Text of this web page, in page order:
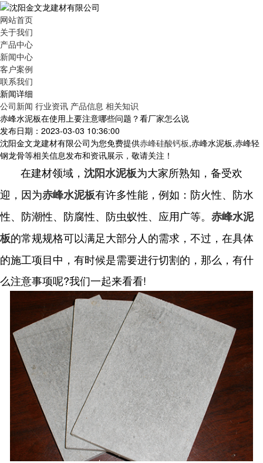
网站首页
关于我们
产品中心
新闻中心
客户案例
联系我们
新闻详细
公司新闻 行业资讯 产品信息 相关知识
赤峰水泥板在使用上要注意哪些问题？看厂家怎么说
发布日期：2023-03-03 10:36:00
沈阳金文龙建材有限公司为您免费提供赤峰硅酸钙板,赤峰水泥板,赤峰轻
钢龙骨等相关信息发布和资讯展示，敬请关注！
在建材领域， 沈阳水泥板为大家所熟知，备受欢
迎，因为赤峰水泥板有许多性能，例如：防火性、防水
性、防潮性、防腐性、防虫蚁性、应用广等。 赤峰水泥
板的常规规格可以满足大部分人的需求，不过，在具体
的施工项目中，有时候是需要进行切割的，那么，有什
么注意事项呢?我们一起来看看!